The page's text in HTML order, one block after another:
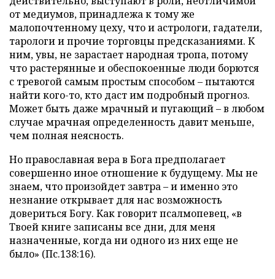
от медиумов, принадлежа к тому же
малопочтенному цеху, что и астрологи, гадатели,
тарологи и прочие торговцы предсказаниями. К
ним, увы, не зарастает народная тропа, потому
что растерянные и обеспокоенные люди борются
с тревогой самым простым способом – пытаются
найти кого-то, кто даст им подробный прогноз.
Может быть даже мрачный и пугающий – в любом
случае мрачная определенность давит меньше,
чем полная неясность.
Но православная вера в Бога предполагает
совершенно иное отношение к будущему. Мы не
знаем, что произойдет завтра – и именно это
незнание открывает для нас возможность
довериться Богу. Как говорит псалмопевец, «в
Твоей книге записаны все дни, для меня
назначенные, когда ни одного из них еще не
было» (Пс.138:16).